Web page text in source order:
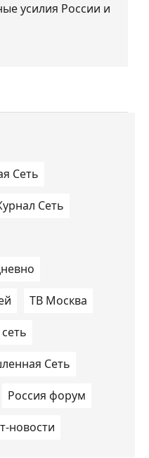
усилия России и
Сеть
Сеть
ТВ Москва
Сеть
Россия форум
новости